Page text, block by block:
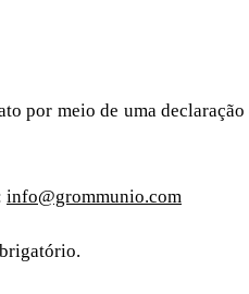
por meio de uma
info@grommunio.com